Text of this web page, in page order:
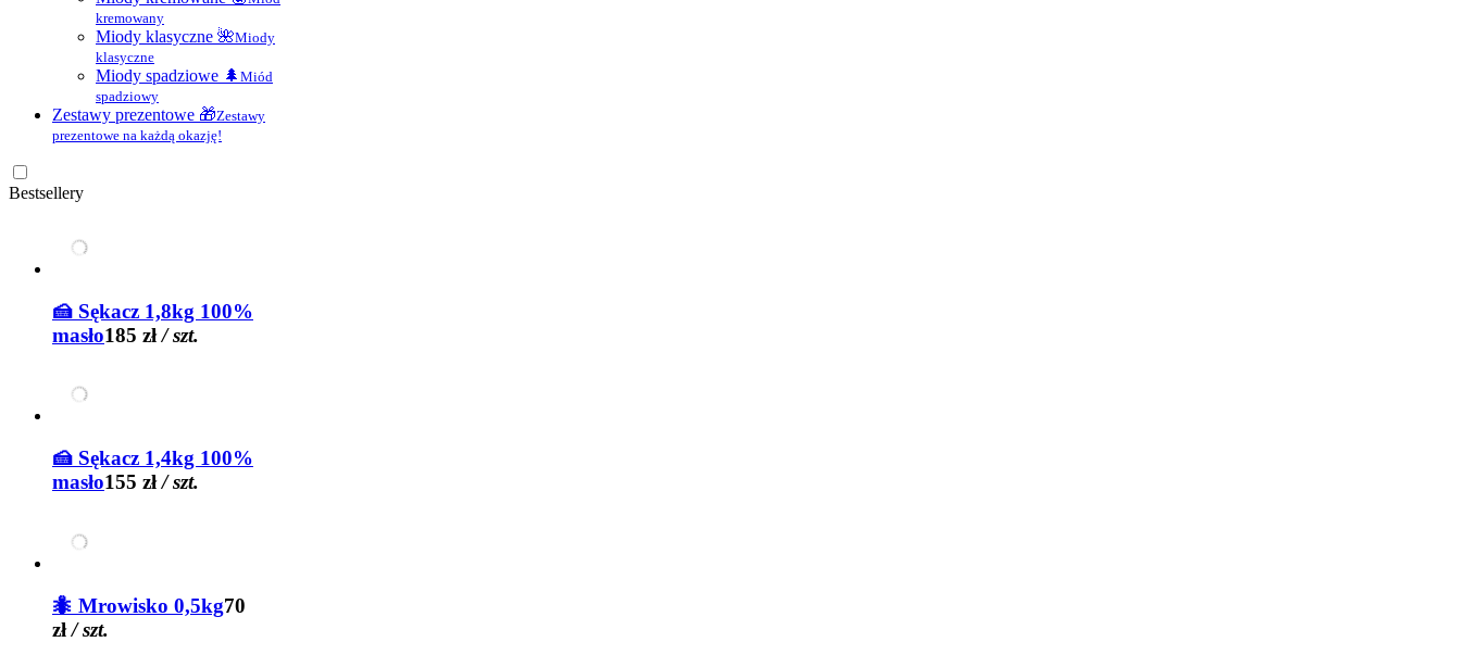
kremowany
Miody klasyczne 🌺Miody
klasyczne
Miody spadziowe 🌲 Miód
spadziowy
Zestawy prezentowe 🎁Zestawy
prezentowe na każdą okazję!
Bestsellery
🍰 Sękacz 1,8kg 100%
masło185 zł / szt.
🍰 Sękacz 1,4kg 100%
masło155 zł / szt.
🐜 Mrowisko 0,5kg70
zł / szt.